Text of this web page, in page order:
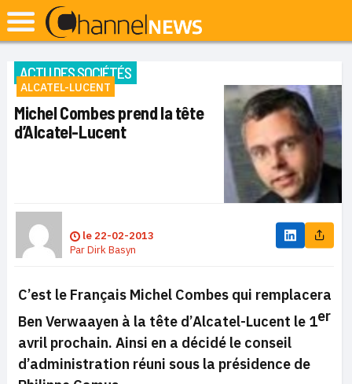
ACTU DES SOCIÉTÉS
ALCATEL-LUCENT
Michel Combes prend la tête
d’Alcatel-Lucent
le 22-02-2013
ParDirk Basyn
C’est le Français Michel Combes qui remplacera
Ben Verwaayen à la tête d’Alcatel-Lucent le 1er
avril prochain. Ainsi en a décidé le conseil
d’administration réuni sous la présidence de